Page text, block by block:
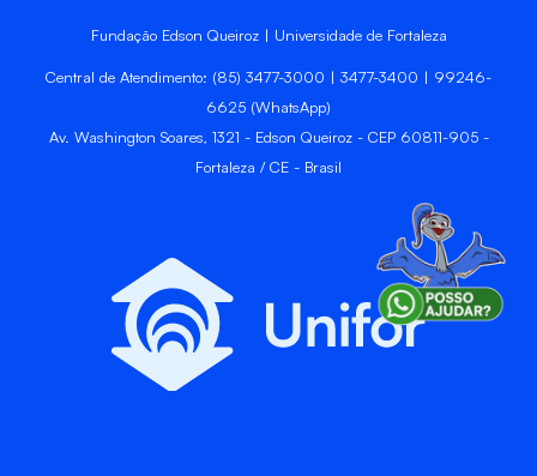
Fundação Edson Queiroz | Universidade de Fortaleza
Central de Atendimento: (85) 3477-3000 | 3477-3400 | 99246-
6625 (WhatsApp)
Av. Washington Soares, 1321 - Edson Queiroz - CEP 60811-905 -
Fortaleza / CE - Brasil